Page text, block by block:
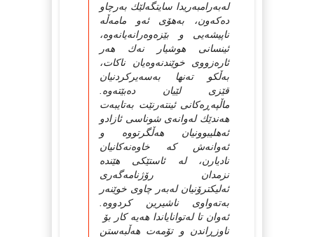
له‌به‌رامبه‌ریدا سایتگه‌لێك به‌رچاو
ده‌كه‌ون، به‌هۆى ئه‌و مامه‌ڵه‌
ناپیشه‌یى و بێزه‌وه‌رانه‌یانه‌وه‌،
ئینسانى هوشیار نه‌ك هه‌ر
ئاره‌زووى خوێندنه‌وه‌یان ناكات،
به‌ڵكو ته‌نها به‌سه‌یركردنیان
قێزى لێیان ده‌بێته‌وه‌.
ماڵپه‌ڕه‌كانى ئینته‌رنێت به‌تایبه‌ت
هه‌ندێك له‌وانه‌ى شوناسى ئازادو
ئه‌هلیبوونیان هه‌ڵگرتووه‌ و
ئه‌وانه‌ش كه‌ خاوه‌نه‌كانیان
نادیارن، له‌ ئاستێكى هێنده‌
نزمدان رۆژنامه‌گه‌رى
ئه‌لیكترۆنیان له‌به‌ر چاوى خوێنه‌ر
به‌ته‌واوى ناشیرین كردووه‌.
ئه‌وان تا له‌توانایاندا هه‌یه‌ كار بۆ
ناوزڕاندن و تۆمه‌ت هه‌ڵبه‌ستن